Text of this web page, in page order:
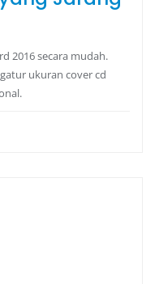
2016 secara mudah.
ukuran cover cd